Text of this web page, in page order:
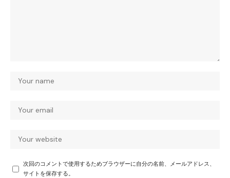
次回のコメントで使用するためブラウザーに自分の名前、メールアドレス、
サイトを保存する。